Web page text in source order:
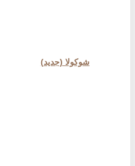
شوكولا (جديد)